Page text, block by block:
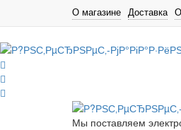
О магазине Доставка
Мы поставляем